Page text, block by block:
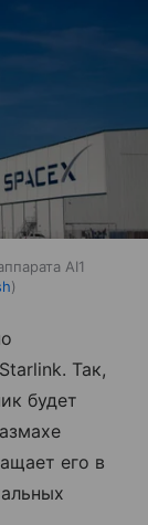
AI1
Так,
будет
его в